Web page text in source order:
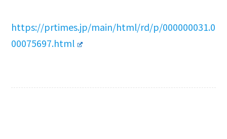
https://prtimes.jp/main/html/rd/p/000000031.0
00075697.html